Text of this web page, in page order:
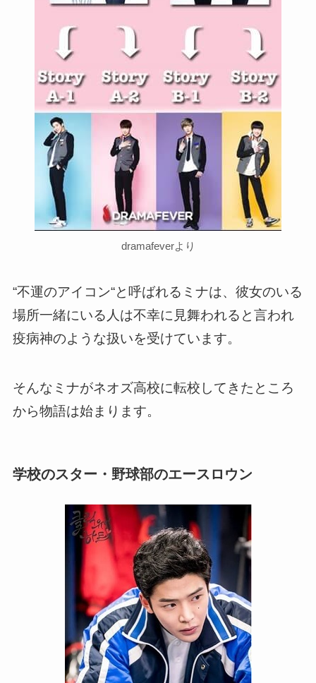
dramafeverより
“不運のアイコン“と呼ばれるミナは、彼女のいる
場所一緒にいる人は不幸に見舞われると言われ
疫病神のような扱いを受けています。
そんなミナがネオズ高校に転校してきたところ
から物語は始まります。
学校のスター・野球部のエースロウン